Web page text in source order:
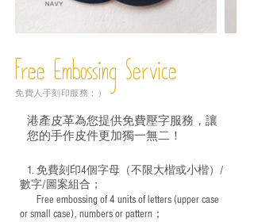
Free Embossing Service
免費人手刻印服務：）
港產皮革為您提供免費壓字服務，讓
您的手作皮件更加獨一無二！
1. 免費刻印4個字母（不限大楷或小楷）/
數字/圖案組合；
Free embossing of 4 units of letters (upper case
or small case), numbers or pattern；